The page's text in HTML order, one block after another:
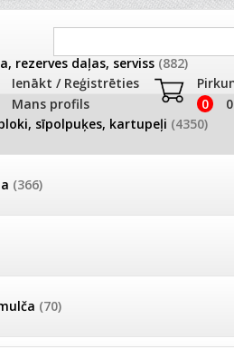
Ienākt / Reģistrēties
Mans profils
0
rezerves daļas, serviss (882)
sīpolpuķes, kartupeļi (4350)
(366)
(70)
un
AKCIJAS
frēze + mulčieris +
AKCIJAS komplekts -
sīpolpuķes, kartupeļi
orange 250 s (MS)